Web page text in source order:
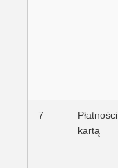
7
Płatności
kartą